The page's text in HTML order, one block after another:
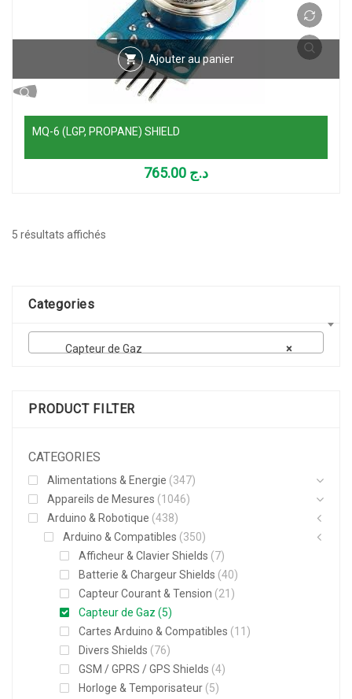
Ajouter au panier
MQ-6 (LGP, PROPANE) SHIELD
د.ج
5 résultats affichés
Categories
×
Capteur de Gaz
PRODUCT FILTER
CATEGORIES
Alimentations & Energie (347)
Appareils de Mesures (1046)
Arduino & Robotique (438)
Arduino & Compatibles (350)
Afficheur & Clavier Shields (7)
Batterie & Chargeur Shields (40)
Capteur Courant & Tension (21)
Capteur de Gaz (5)
Cartes Arduino & Compatibles (11)
Divers Shields (76)
GSM / GPRS / GPS Shields (4)
Horloge & Temporisateur (5)